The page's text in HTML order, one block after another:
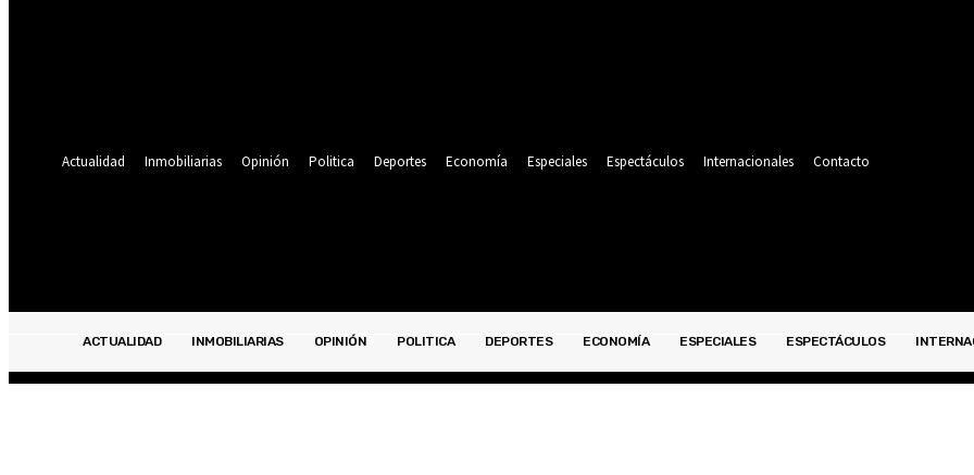
Actualidad
Inmobiliarias Opinión Politica Deportes Economía Especiales Espectáculos Internacionales Contacto
ACTUALIDAD INMOBILIARIAS OPINIÓN POLITICA DEPORTES ECONOMÍA ESPECIALES ESPECTÁCULOS